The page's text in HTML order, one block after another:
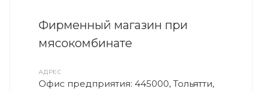
Фирменный магазин при
мясокомбинате
АДРЕС
Офис предприятия: 445000, Тольятти,